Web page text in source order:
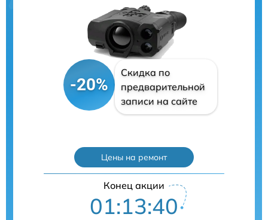
-20%
Скидка по
предварительной
записи на сайте
Цены на ремонт
Конец акции
01:13:39